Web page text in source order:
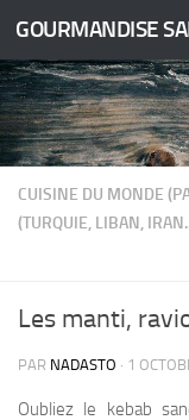
Skip to content
GOURMANDISE
CUISINE DU MONDE
(TURQUIE, LIBAN,
Les manti,
PAR NADASTO · 1
Oubliez le kebab